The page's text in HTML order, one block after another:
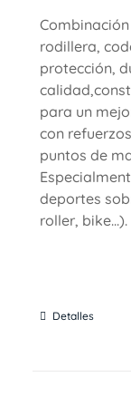
rodillera,
protección,
para un
con
puntos de
deportes
roller, bike...).
Detalles